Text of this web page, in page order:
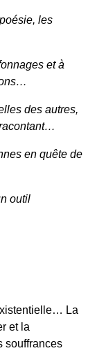
les
et à
des autres,
en quête de
outil
La
et la
souffrances